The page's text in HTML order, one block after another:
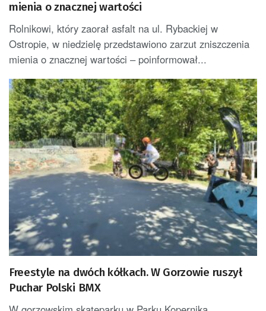
mienia o znacznej wartości
Rolnikowi, który zaorał asfalt na ul. Rybackiej w
Ostropie, w niedzielę przedstawiono zarzut zniszczenia
mienia o znacznej wartości – poinformował...
Freestyle na dwóch kółkach. W Gorzowie ruszył
Puchar Polski BMX